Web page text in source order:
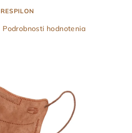
RESPILON
Podrobnosti hodnotenia